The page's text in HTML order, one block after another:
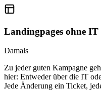
Landingpages ohne IT
Damals
Zu jeder guten Kampagne
hier: Entweder über die IT
Jede Änderung ein Ticket,